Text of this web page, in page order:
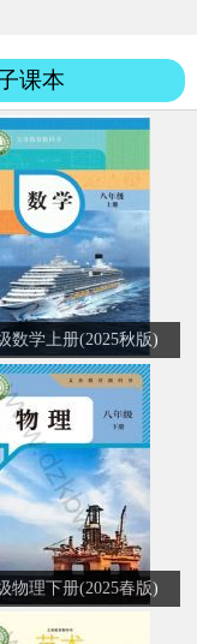
课本
数学上册(2025秋版)
物理下册(2025春版)